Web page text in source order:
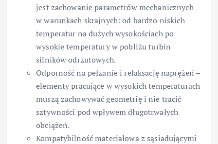
jest zachowanie parametrów mechanicznych
w warunkach skrajnych: od bardzo niskich
temperatur na dużych wysokościach po
wysokie temperatury w pobliżu turbin
silników odrzutowych.
Odporność na pełzanie i relaksację naprężeń –
elementy pracujące w wysokich temperaturach
muszą zachowywać geometrię i nie tracić
sztywności pod wpływem długotrwałych
obciążeń.
Kompatybilność materiałowa z sąsiadującymi